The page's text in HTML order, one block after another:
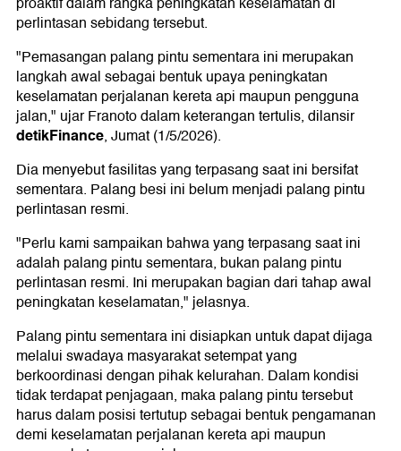
perlintasan sebidang tersebut.
"Pemasangan palang pintu sementara ini merupakan
langkah awal sebagai bentuk upaya peningkatan
keselamatan perjalanan kereta api maupun pengguna
jalan," ujar Franoto dalam keterangan tertulis, dilansir
detikFinance, Jumat (1/5/2026).
Dia menyebut fasilitas yang terpasang saat ini bersifat
sementara. Palang besi ini belum menjadi palang pintu
perlintasan resmi.
"Perlu kami sampaikan bahwa yang terpasang saat ini
adalah palang pintu sementara, bukan palang pintu
perlintasan resmi. Ini merupakan bagian dari tahap awal
peningkatan keselamatan," jelasnya.
Palang pintu sementara ini disiapkan untuk dapat dijaga
melalui swadaya masyarakat setempat yang
berkoordinasi dengan pihak kelurahan. Dalam kondisi
tidak terdapat penjagaan, maka palang pintu tersebut
harus dalam posisi tertutup sebagai bentuk pengamanan
demi keselamatan perjalanan kereta api maupun